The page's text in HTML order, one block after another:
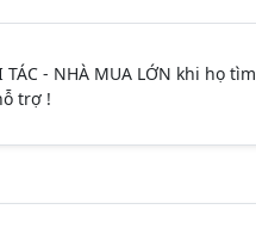
- NHÀ MUA LỚN khi họ tìm
trợ !